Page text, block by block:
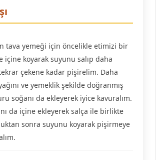
tava yemeği için öncelikle etimizi bir
içine koyarak suyunu salıp daha
çekene kadar pişirelim. Daha
ve yemeklik şekilde doğranmış
soğanı da ekleyerek iyice kavuralım.
da içine ekleyerek salça ile birlikte
sonra suyunu koyarak pişirmeye